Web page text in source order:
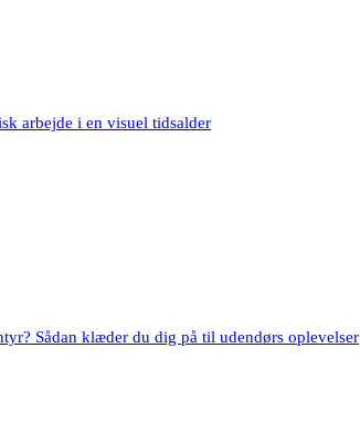
arbejde i en visuel tidsalder
Sådan klæder du dig på til udendørs oplevelser